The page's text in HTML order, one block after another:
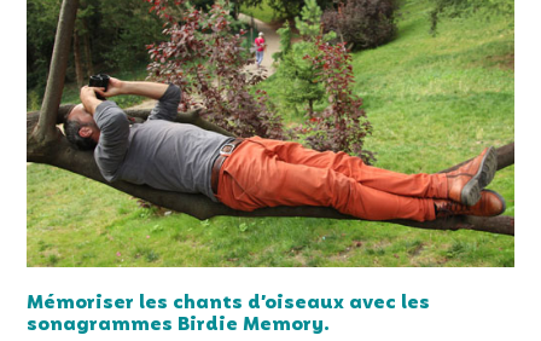
Mémoriser les chants d’oiseaux avec les
sonagrammes Birdie Memory.